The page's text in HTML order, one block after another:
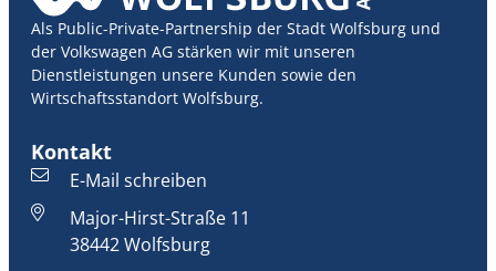
Als Public-Private-Partnership der Stadt Wolfsburg und
der Volkswagen AG stärken wir mit unseren
Dienstleistungen unsere Kunden sowie den
Wirtschaftsstandort Wolfsburg.
Kontakt
E-Mail schreiben
Major-Hirst-Straße 11
38442 Wolfsburg